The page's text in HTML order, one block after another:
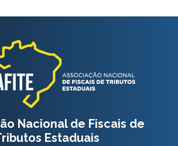
Nacional de Fiscais de
Estaduais